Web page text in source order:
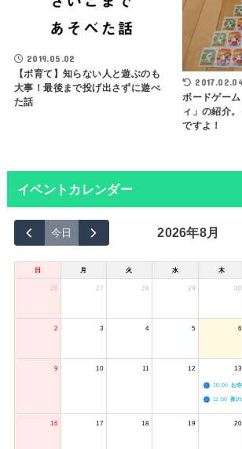
2019.05.02
【ボ育て】知らない人と遊ぶのも
大事！最後まで投げ出さずに遊べ
た話
2017.02.04
ボードゲー
ィ」の紹介
ですよ！
イベントカレンダー
今日 2026年8月
日 月 火 水 木
26 27 28 29 30
2 3 4 5 6
9 10 11 12 13
10:00 お
11:00 夜の
16 17 18 19 20